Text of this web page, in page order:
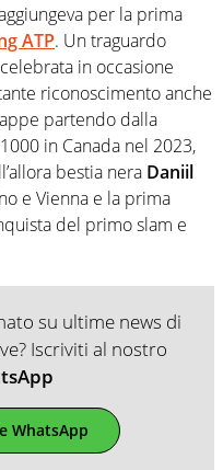
per la prima
ATP. Un traguardo
in occasione
riconoscimento anche
partendo dalla
in Canada nel 2023,
bestia nera Daniil
e Vienna e la prima
del primo slam e
su ultime news di
Iscriviti al nostro
WhatsApp